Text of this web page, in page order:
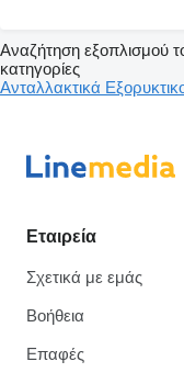
Αναζήτηση εξοπλισμού
κατηγορίες
Ανταλλακτικά
Εταιρεία
Σχετικά με εμάς
Βοήθεια
Επαφές